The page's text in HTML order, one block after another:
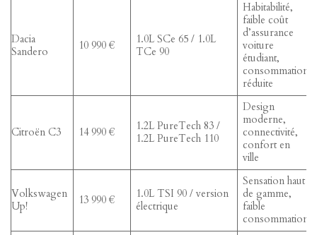
Dacia
Sandero
10 990 €
1.0L SCe 65 / 1.0L
TCe 90
Habitabilité,
faible coût
d’assurance
voiture
étudiant,
consommation
réduite
Citroën C3 14 990 €
1.2L PureTech 83 /
1.2L PureTech 110
Design
moderne,
connectivité,
confort en
ville
Volkswagen
Up!
13 990 €
1.0L TSI 90 / version
électrique
Sensation haut
de gamme,
faible
consommation